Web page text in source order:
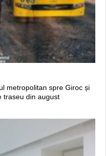
metropolitan spre Giroc și
traseu din august